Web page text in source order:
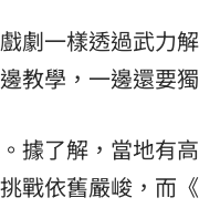
劇一樣透過武力
教學，一邊還要
據了解，當地有
戰依舊嚴峻，而